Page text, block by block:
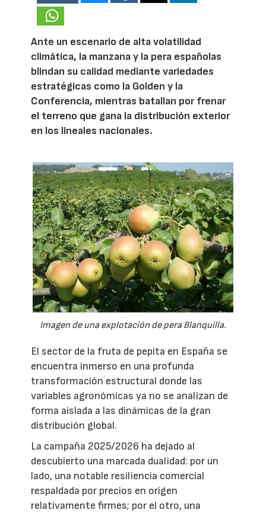
Ante un escenario de alta volatilidad
climática, la manzana y la pera españolas
blindan su calidad mediante variedades
estratégicas como la Golden y la
Conferencia, mientras batallan por frenar
el terreno que gana la distribución exterior
en los lineales nacionales.
Imagen de una explotación de pera Blanquilla.
El sector de la fruta de pepita en España se
encuentra inmerso en una profunda
transformación estructural donde las
variables agronómicas ya no se analizan de
forma aislada a las dinámicas de la gran
distribución global.
La campaña 2025/2026 ha dejado al
descubierto una marcada dualidad: por un
lado, una notable resiliencia comercial
respaldada por precios en origen
relativamente firmes; por el otro, una